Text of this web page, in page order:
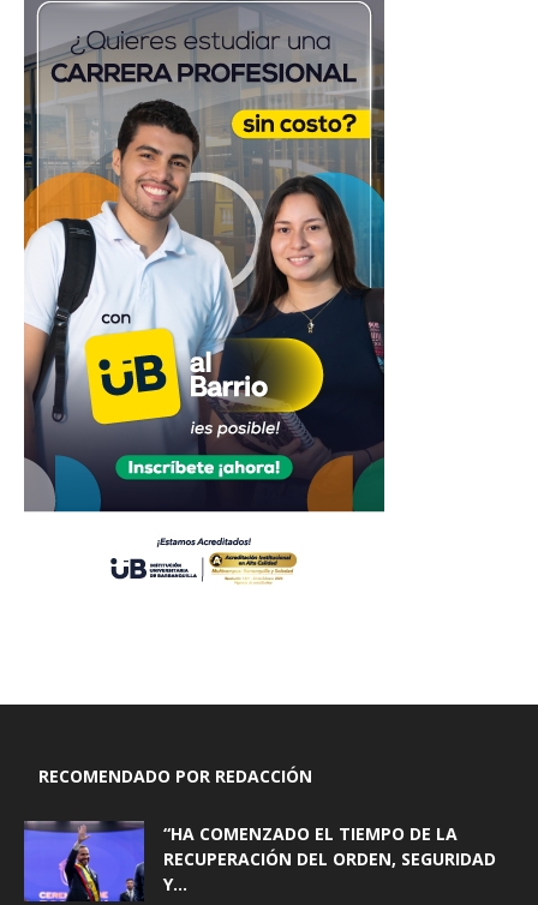
RECOMENDADO POR REDACCIÓN
“HA COMENZADO EL TIEMPO DE LA
RECUPERACIÓN DEL ORDEN, SEGURIDAD
Y...